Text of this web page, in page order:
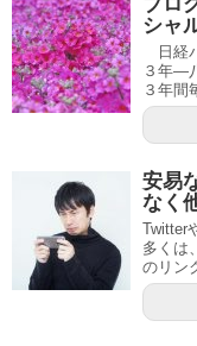
シャ
日経
３年―
３年間
安易
なく
Twitter
多くは
のリン